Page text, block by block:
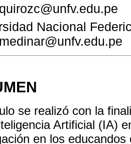
Nacional
se realizó con la
Artificial (IA)
en los